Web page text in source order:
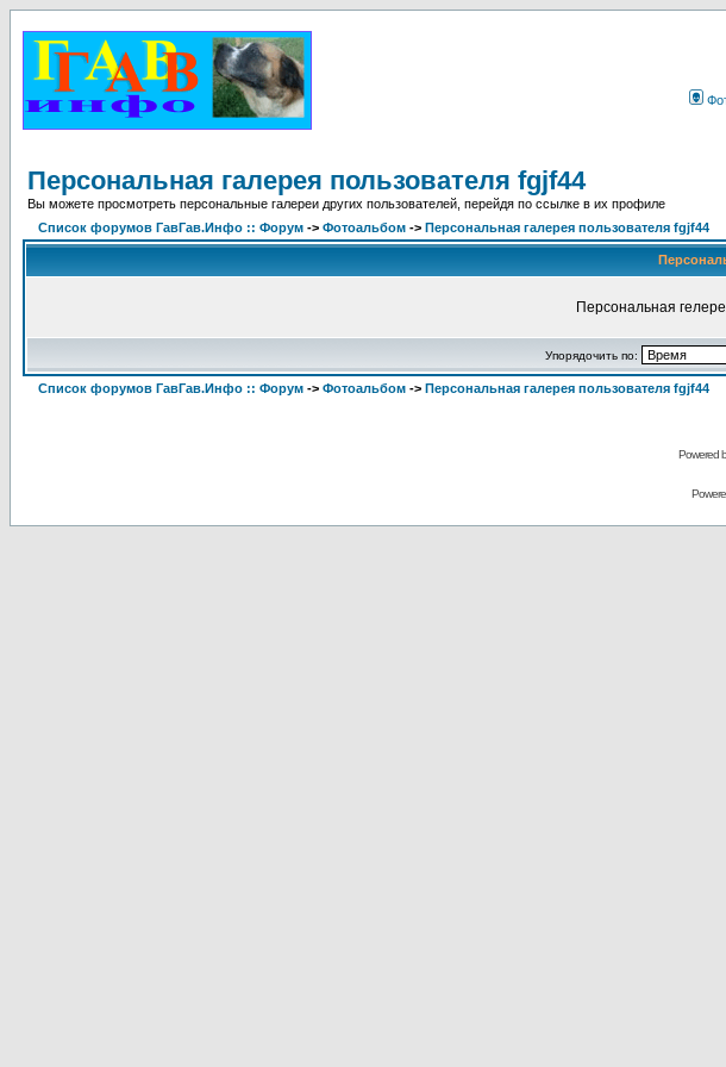
Персональная галерея пользователя fgjf44
Вы можете просмотреть персональные галереи других пользователей, перейдя по ссылке в их профиле
Список форумов ГавГав.Инфо :: Форум -> Фотоальбом -> Персональная галерея пользователя fgjf44
Персональная
Упорядочить по:
Список форумов ГавГав.Инфо :: Форум -> Фотоальбом -> Персональная галерея пользователя fgjf44
Powered